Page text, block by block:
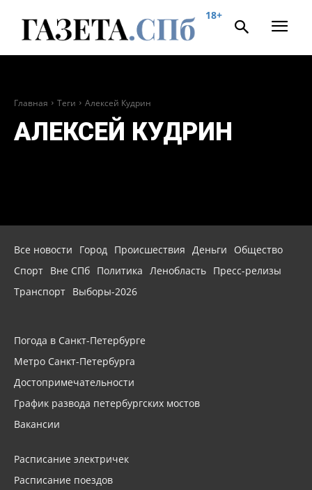
18+
Главная Теги Алексей Кудрин
АЛЕКСЕЙ КУДРИН
Все новости Город Происшествия Деньги
Общество
Спорт Вне СПб Политика Ленобласть Пресс-релизы
Транспорт Выборы-2026
Погода в Санкт-Петербурге
Метро Санкт-Петербурга
Достопримечательности
График развода петербургских мостов
Вакансии
Расписание электричек
Расписание поездов